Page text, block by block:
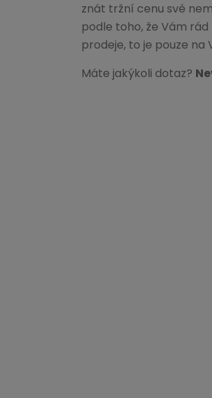
znát tržní cenu své
podle toho, že Vám
prodeje, to je pouze na
Máte jakýkoli dotaz?